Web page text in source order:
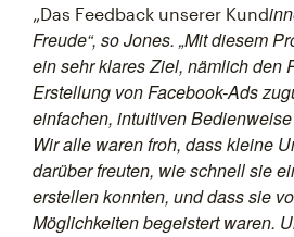
„Das Feedback unserer Kund
Freude“, so Jones. „Mit diesem
ein sehr klares Ziel, nämlich den
Erstellung von Facebook-Ads
einfachen, intuitiven
Wir alle waren froh, dass kleine
darüber freuten, wie schnell sie
erstellen konnten, und dass sie
Möglichkeiten begeistert waren.